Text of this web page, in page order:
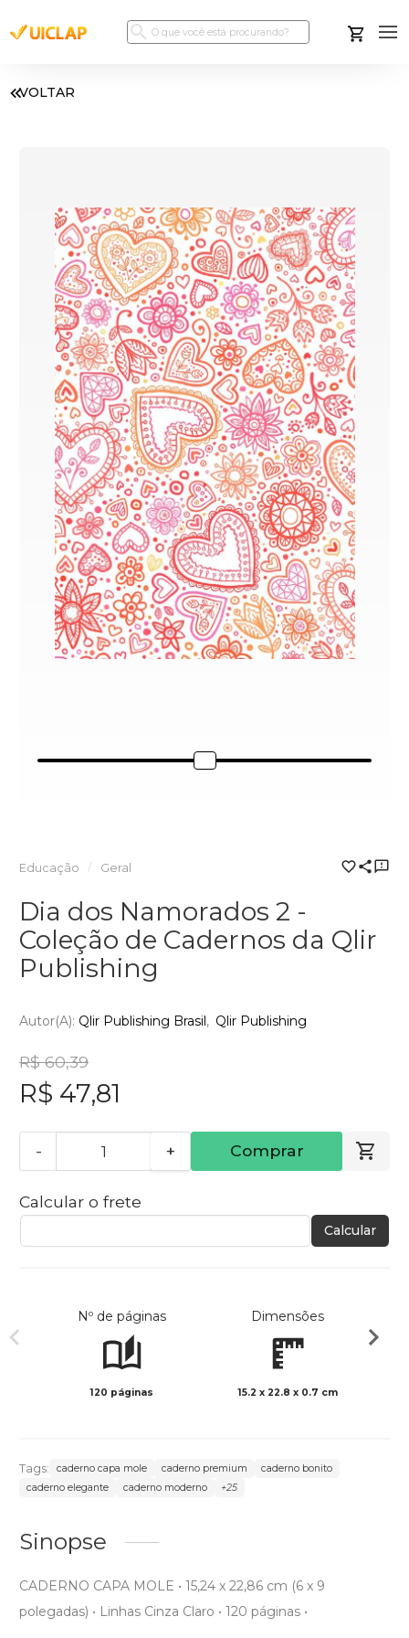
VOLTAR
Educação Geral
Dia dos Namorados 2 -
Coleção de Cadernos da Qlir
Publishing
Autor(a): Qlir Publishing Brasil Qlir Publishing
R$ 60,39
R$ 47,81
- + Comprar
Calcular o frete
Calcular
Nº de páginas
120 páginas
Dimensões
15.2 x 22.8 x 0.7 cm
Tags: caderno capa mole caderno premium
caderno bonito
caderno elegante
caderno moderno +25
Sinopse
CADERNO CAPA MOLE • 15,24 x 22,86 cm (6 x 9
polegadas) • Linhas Cinza Claro • 120 páginas •